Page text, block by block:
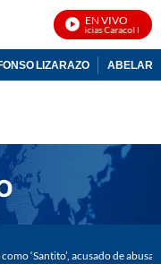
EN VIVO
Noticias Caracol En
LIZARAZO
‘Santito’, acusado de